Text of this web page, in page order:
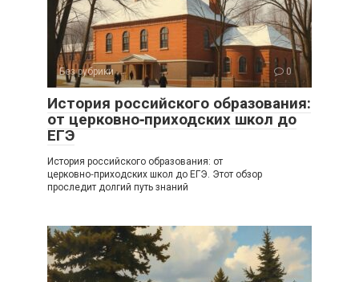
Без рубрики 0
История российского образования:
от церковно‑приходских школ до
ЕГЭ
История российского образования: от
церковно‑приходских школ до ЕГЭ. Этот обзор
проследит долгий путь знаний